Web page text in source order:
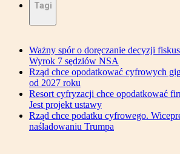
Tagi
Ważny spór o doręczanie decyzji
Wyrok 7 sędziów NSA
Rząd chce opodatkować cyfrowych
od 2027 roku
Resort cyfryzacji chce opodatkować
Jest projekt ustawy
Rząd chce podatku cyfrowego.
naśladowaniu Trumpa